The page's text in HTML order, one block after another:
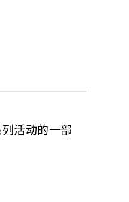
活动的一部